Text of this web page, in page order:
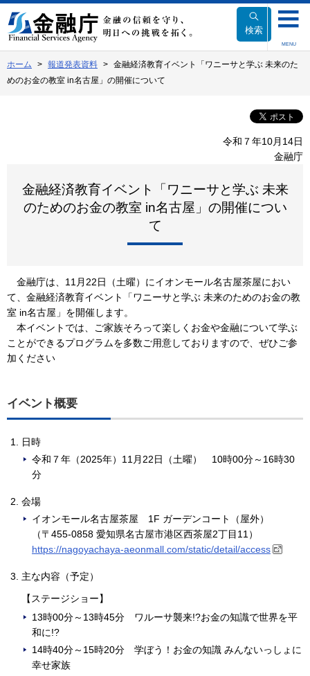
文
へ
動
検索
MENU
ホーム 報道発表資料
金融経済教育イベント「ワニーサと学ぶ 未来のた
めのお金の教室 in名古屋」の開催について
令和７年10月14日
金融庁
金融経済教育イベント「ワニーサと学ぶ 未来
のためのお金の教室 in名古屋」の開催につい
て
金融庁は、11月22日（土曜）にイオンモール名古屋茶屋におい
て、金融経済教育イベント「ワニーサと学ぶ 未来のためのお金の教
室 in名古屋」を開催します。
本イベントでは、ご家族そろって楽しくお金や金融について学ぶ
ことができるプログラムを多数ご用意しておりますので、ぜひご参
加ください
イベント概要
日時
令和７年（2025年）11月22日（土曜） 10時00分～16時30
分
会場
イオンモール名古屋茶屋 1F ガーデンコート（屋外）
（〒455-0858 愛知県名古屋市港区西茶屋2丁目11）
https://nagoyachaya-aeonmall.com/static/detail/access
主な内容（予定）
【ステージショー】
13時00分～13時45分 ワルーサ襲来!?お金の知識で世界を平
和に!?
14時40分～15時20分 学ぼう！お金の知識 みんないっしょに
幸せ家族